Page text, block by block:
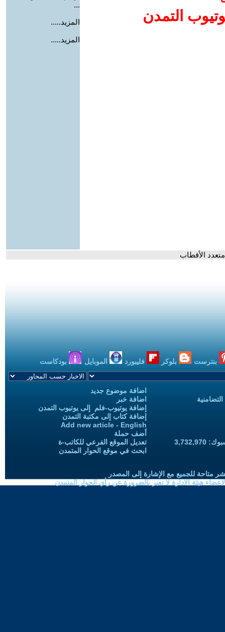
التمدن
...
المزيد.....
المزيد.....
الأقطاب
بنترست بلوكر فليبورد الموبايل بودكاست
اضافة موضوع جديد
اضافة خبر
إضافة يوتيوب-فلم إلى يوتيوب التمدن
إضافة كتاب إلى مكتبة التمدن
Add new article - English
أضف حملة
تعديل الموقع الفرعي للكاتب-ة
ابحث في موقع الحوار المتمدن
متاحة للجميع مع الإشارة إلى المصدر
هيئة الادارة لا تعبر بالضرورة عن رأي الحوار المتمدن